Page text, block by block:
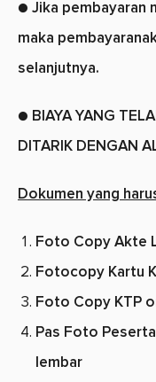
● Jika pembayaran
maka
selanjutnya.
● BIAYA YANG
DITARIK DENGAN
Dokumen yang
Foto Copy Akte
Fotocopy Kartu
Foto Copy KTP
Pas Foto
lembar